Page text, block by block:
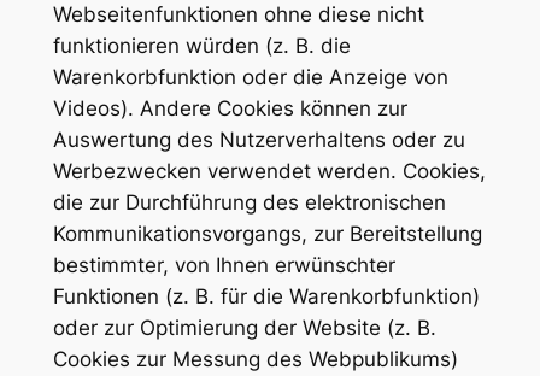
Webseitenfunktionen ohne diese nicht
funktionieren würden (z. B. die
Warenkorbfunktion oder die Anzeige von
Videos). Andere Cookies können zur
Auswertung des Nutzerverhaltens oder zu
Werbezwecken verwendet werden. Cookies,
die zur Durchführung des elektronischen
Kommunikationsvorgangs, zur Bereitstellung
bestimmter, von Ihnen erwünschter
Funktionen (z. B. für die Warenkorbfunktion)
oder zur Optimierung der Website (z. B.
Cookies zur Messung des Webpublikums)